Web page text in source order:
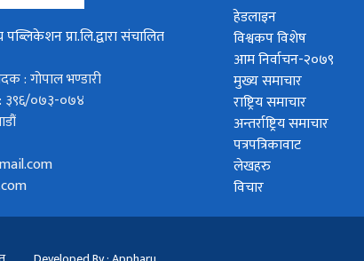
प्रा.लि.द्वारा संचालित
: गोपाल भण्डारी
: ३९६/०७३-०७४
हेडलाइन
विश्वकप विशेष
आम निर्वाचन-२०७९
मुख्य समाचार
राष्ट्रिय समाचार
अन्तर्राष्ट्रिय समाचार
पत्रपत्रिकावाट
लेखहरु
विचार